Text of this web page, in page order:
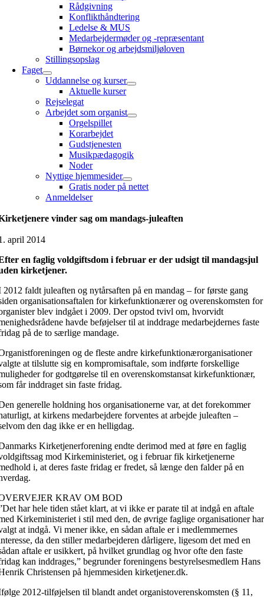
Rådgivning
Konflikthåndtering
Ledelse & MUS
Medarbejdermøder og -repræsentant
Børnekor og arbejdsmiljøloven
Stillingsopslag
Faget
Uddannelse og kurser
Aktuelle kurser
Rejselegat
Arbejdet som organist
Orgelspillet
Korarbejdet
Gudstjenesten
Musikpædagogik
Noder
Nyttige hjemmesider
Gratis noder på nettet
Anmeldelser
vinder sag om mandags-juleaften
april 2014
en faglig voldgiftsdom i februar er der udsigt til mandagsjul
kirketjener.
2012 faldt juleaften og nytårsaften på en mandag – for første gang
organisationsaftalen for kirkefunktionærer og overenskomsten for
blev indgået i 2009. Der opstod tvivl om, hvorvidt
havde beføjelser til at inddrage medarbejdernes faste
på de to særlige mandage.
og de fleste andre kirkefunktionærorganisationer
at tilslutte sig en kompromisaftale, som indførte forskellige
for godtgørelse til en overenskomstansat kirkefunktionær,
får inddraget sin faste fridag.
generelle holdning hos organisationerne var, at det forekommer
at kirkens medarbejdere forventes at arbejde juleaften –
den dag ikke er en helligdag.
Kirketjenerforening endte derimod med at føre en faglig
mod Kirkeministeriet, og i februar fik kirketjenerne
i, at deres faste fridag er fredet, så længe den falder på en
KRAV OM BOD
har hele tiden stået klart, at vi ikke er parate til at indgå en aftale
Kirkeministeriet i stil med den, de øvrige faglige organisationer har
at indgå. Vi mener ikke, en sådan aftale er i medlemmernes
da den stiller medarbejderen dårligere, ligesom det med en
aftale er usikkert, på hvilket grundlag og hvor ofte den faste
kan inddrages,” begrunder foreningens bestyrelsesmedlem Hans
Christensen på hjemmesiden kirketjener.dk.
2012-tilføjelsen til blandt andet organistoverenskomsten (§ 11,